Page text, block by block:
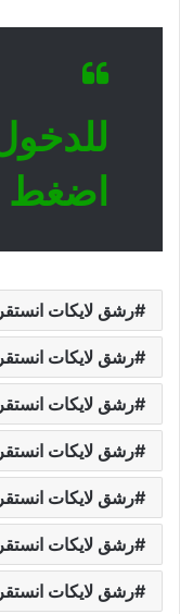
اضغط
رشق لايكات
رشق لايكات انستقرام
رشق لايكات
رشق لايكات
رشق لايكات
رشق لايكات
رشق لايكات